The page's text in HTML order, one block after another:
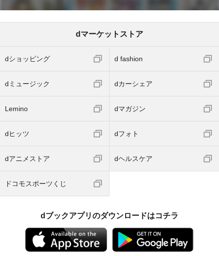
dマーケットストア
dショッピング d fashion
dミュージック dカーシェア
Lemino dマガジン
dヒッツ dフォト
dアニメストア dヘルスケア
ドコモスポーツくじ
dブックアプリのダウンロードはコチラ